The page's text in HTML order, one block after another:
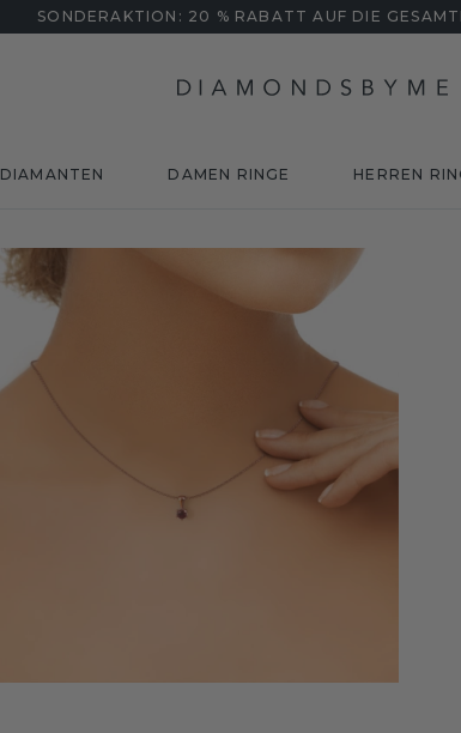
SONDERAKTION: 20 % RABATT AUF DIE
DIAMANTEN DAMEN RINGE HERREN